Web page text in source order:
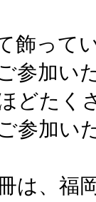
飾って
参加い
どたく
参加い
は、福